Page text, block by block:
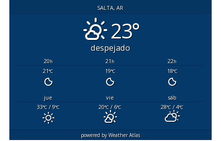
SALTA, AR
23°
despejado
20h 21h 22h
21°C 19°C 18°C
jue vie
sáb
33°C/ 9°C 20°C / 6°C 28°C / 4°C
powered byWeather Atlas